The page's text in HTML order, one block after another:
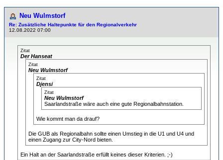
Neu Wulmstorf
Re: Zusätzliche Haltepunkte für den Regionalverkehr
12.08.2022 07:00
Zitat
Der Hanseat
Zitat
Neu Wulmstorf
Zitat
Djensi
Zitat
Neu Wulmstorf
Saarlandstraße wäre auch eine gute Regionalbahnstation.
Wie kommt man da drauf?
Die GUB als Regionalbahn sollte einen Umstieg in die U1 und U4 und
einen Zugang zur City-Nord bieten.
Ein Halt an der Saarlandstraße erfüllt keines dieser Kriterien. ;-)